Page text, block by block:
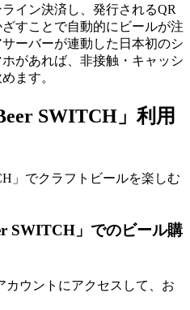
イン決済し、発行されるQR
すことで自動的にビールが注
ーバーが連動した日本初のシ
があれば、非接触・キャッシ
ます。
SWITCH」利用
」でクラフトビールを楽しむ
SWITCH」でのビール購
カウントにアクセスして、お